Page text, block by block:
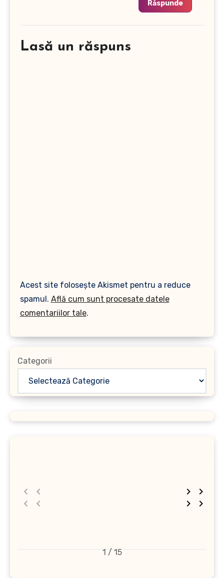
Răspunde
Lasă un răspuns
Acest site folosește Akismet pentru a reduce
spamul. Află cum sunt procesate datele
comentariilor tale.
Categorii
1 / 15